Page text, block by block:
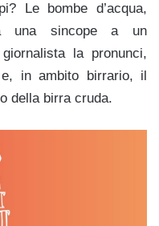
Le bombe d’acqua,
una sincope a un
la pronunci,
e, in ambito birrario, il
della birra cruda.